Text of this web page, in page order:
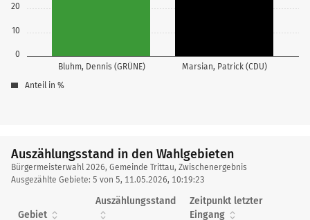
0
10
20
Bluhm, Dennis (GRÜNE) Marsian, Patrick (CDU)
Anteil in %
Auszählungsstand in den Wahlgebieten
Auszählungsstand
in
Wahlgebieten
Bürgermeisterwahl 2026, Gemeinde Trittau, Zwischenergebnis
Ausgezählte Gebiete: 5 von 5, 11.05.2026, 10:19:23
Gebiet
Auszählungsstand
Zeitpunkt letzter
Eingang